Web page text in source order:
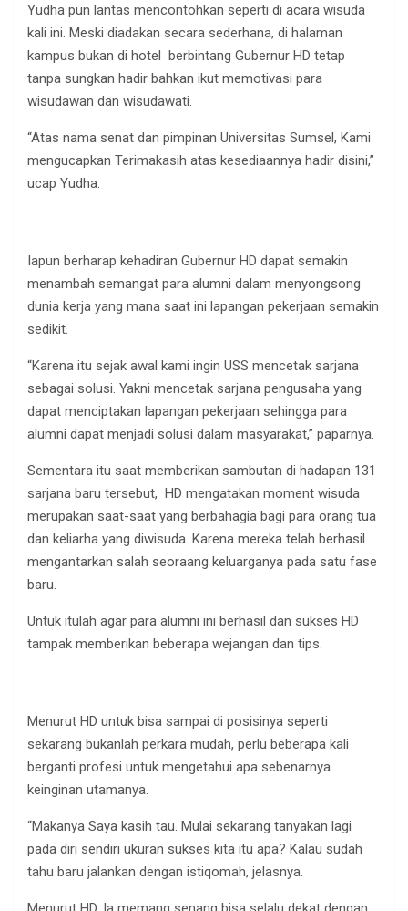
Yudha pun lantas mencontohkan seperti di acara wisuda
kali ini. Meski diadakan secara sederhana, di halaman
kampus bukan di hotel berbintang Gubernur HD tetap
tanpa sungkan hadir bahkan ikut memotivasi para
wisudawan dan wisudawati.
“Atas nama senat dan pimpinan Universitas Sumsel, Kami
mengucapkan Terimakasih atas kesediaannya hadir disini,”
ucap Yudha.
Iapun berharap kehadiran Gubernur HD dapat semakin
menambah semangat para alumni dalam menyongsong
dunia kerja yang mana saat ini lapangan pekerjaan semakin
sedikit.
“Karena itu sejak awal kami ingin USS mencetak sarjana
sebagai solusi. Yakni mencetak sarjana pengusaha yang
dapat menciptakan lapangan pekerjaan sehingga para
alumni dapat menjadi solusi dalam masyarakat,” paparnya.
Sementara itu saat memberikan sambutan di hadapan 131
sarjana baru tersebut, HD mengatakan moment wisuda
merupakan saat-saat yang berbahagia bagi para orang tua
dan keliarha yang diwisuda. Karena mereka telah berhasil
mengantarkan salah seoraang keluarganya pada satu fase
baru.
Untuk itulah agar para alumni ini berhasil dan sukses HD
tampak memberikan beberapa wejangan dan tips.
Menurut HD untuk bisa sampai di posisinya seperti
sekarang bukanlah perkara mudah, perlu beberapa kali
berganti profesi untuk mengetahui apa sebenarnya
keinginan utamanya.
“Makanya Saya kasih tau. Mulai sekarang tanyakan lagi
pada diri sendiri ukuran sukses kita itu apa? Kalau sudah
tahu baru jalankan dengan istiqomah, jelasnya.